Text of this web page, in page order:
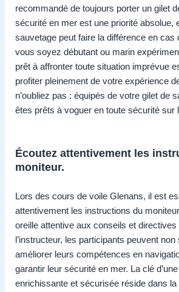
recommandé de toujours porter un gilet
sécurité en mer est une priorité absolue,
sauvetage peut faire la différence en cas
vous soyez débutant ou marin
prêt à affronter toute situation imprévue
profiter pleinement de votre expérience
n’oubliez pas : équipés de votre gilet de
êtes prêts à voguer en toute sécurité sur
Écoutez attentivement les
moniteur.
Lors des cours de voile Glenans, il est
attentivement les instructions du
oreille attentive aux conseils et directives
l’instructeur, les participants peuvent non
améliorer leurs compétences en
garantir leur sécurité en mer. La clé
enrichissante et sécurisée réside dans